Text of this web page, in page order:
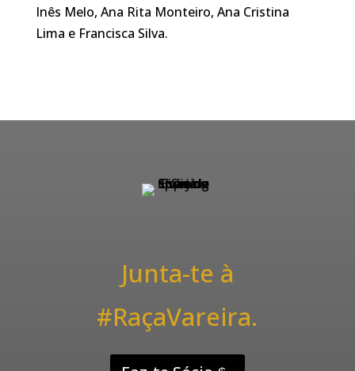
Inês Melo, Ana Rita Monteiro, Ana Cristina
Lima e Francisca Silva.
Junta-te à
#RaçaVareira.